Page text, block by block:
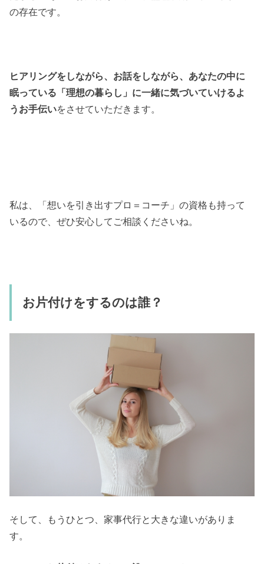
の存在です。
ヒアリングをしながら、お話をしながら、あなたの中に
眠っている「理想の暮らし」に一緒に気づいていけるよ
うお手伝いをさせていただきます。
私は、「想いを引き出すプロ＝コーチ」の資格も持って
いるので、ぜひ安心してご相談くださいね。
お片付けをするのは誰？
そして、もうひとつ、家事代行と大きな違いがありま
す。